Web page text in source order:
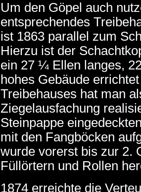
Um den Göpel auch
entsprechendes
ist 1863 parallel zum
Hierzu ist der
ein 27 ¼ Ellen langes,
hohes Gebäude
Treibehauses hat man
Ziegelausfachung
Steinpappe
mit den Fangböcken
wurde vorerst bis zur 2.
Füllörtern und Rollen
1874 erreichte die